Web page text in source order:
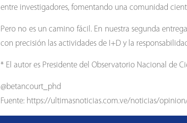
entre investigadores, fomentando una comunidad
Pero no es un camino fácil. En nuestra segunda
con precisión las actividades de I+D y la
* El autor es Presidente del Observatorio Nacional de
@betancourt_phd
Fuente: https://ultimasnoticias.com.ve/noticias/